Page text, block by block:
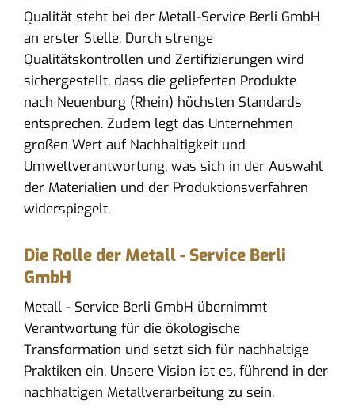
Qualität steht bei der Metall-Service Berli GmbH
an erster Stelle. Durch strenge
Qualitätskontrollen und Zertifizierungen wird
sichergestellt, dass die gelieferten Produkte
nach Neuenburg (Rhein) höchsten Standards
entsprechen. Zudem legt das Unternehmen
großen Wert auf Nachhaltigkeit und
Umweltverantwortung, was sich in der Auswahl
der Materialien und der Produktionsverfahren
widerspiegelt.
Die Rolle der Metall - Service Berli
GmbH
Metall - Service Berli GmbH übernimmt
Verantwortung für die ökologische
Transformation und setzt sich für nachhaltige
Praktiken ein. Unsere Vision ist es, führend in der
nachhaltigen Metallverarbeitung zu sein.